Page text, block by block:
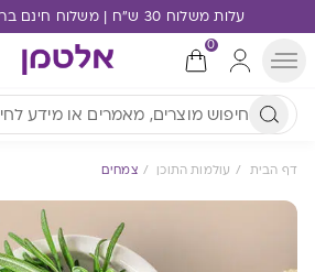
עלות משלוח 30 ש"ח | משלוח חינם ברכישה מעל 249 ₪
0
דף הבית עולמות התוכן צמחים